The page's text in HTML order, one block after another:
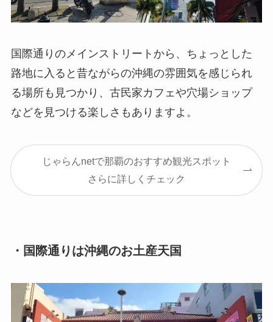
国際通りのメインストリートから、ちょっとした
路地に入ると昔ながらの沖縄の雰囲気を感じられ
る場所も見つかり、古民家カフェや穴場ショップ
などを見つける楽しさもありますよ。
じゃらんnetで那覇のおすすめ観光スポット
さらに詳しくチェック
・国際通りは沖縄のお土産天国